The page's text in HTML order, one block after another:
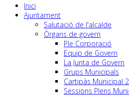
Inici
Ajuntament
Salutació de l'alcalde
Òrgans de govern
Ple Corporació
Equip de Govern
La Junta de Govern
Grups Municipals
Cartipàs Municipal
Sessions Plens